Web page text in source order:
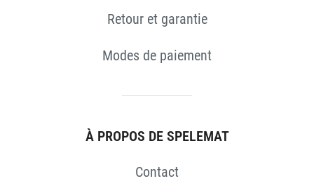
Retour et garantie
Modes de paiement
À PROPOS DE SPELEMAT
Contact